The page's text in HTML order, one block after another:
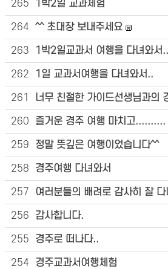
265 1박2일 교과체험
264 ^^ 초대장 보내주세요
263 1박2일교과서 여행을 다녀와서
262 1일 교과서여행을 다녀와서..
261 너무 친절한 가이드선생님과의
260 즐거운 경주 여행 마치고..........
259 정말 뜻깊은 여행이었습니다^^
258 경주여행 다녀와서
257 여러분들의 배려로 감사히 잘 다
256 감사합니다.
255 경주로 떠나다..
254 경주교과서여행체험